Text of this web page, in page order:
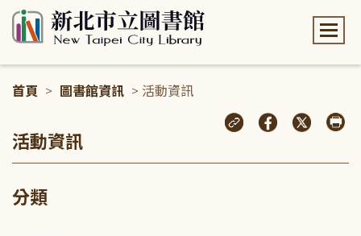
首頁 > 圖書館資訊 > 活動資訊
活動資訊
分類